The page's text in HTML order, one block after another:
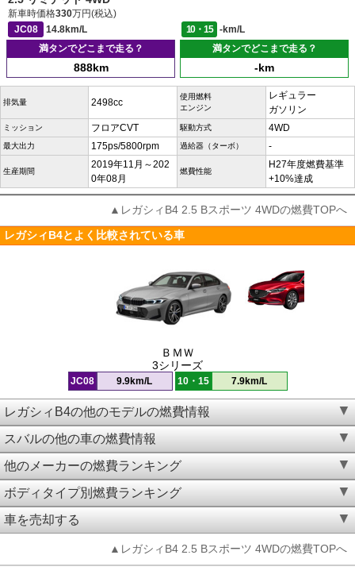
新車時価格330万円(税込)
JC08
14.8km/L 10・15
-km/L
満タンでどこまで走る？
888km
満タンでどこまで走る？
-km
排気量 2498cc
使用燃料
エンジン
レギュラー
ガソリン
ミッション フロアCVT 駆動方式 4WD
最大出力 175ps/5800rpm 過給器（ターボ） -
生産期間
2019年11月～202
0年08月
燃費性能
H27年度燃費基準
+10%達成
▲レガシィB4 2.5 Bスポーツ 4WDの燃費TOPへ
レガシィB4とよく比較されている車
ＢＭＷ
3シリーズ
JC08 9.9km/L 10・15 7.9km/L
レガシィB4の他のモデルの燃費情報
スバルの他の車の燃費情報
他のメーカーの燃費ランキング
ボディタイプ別燃費ランキング
車を売却する
▲レガシィB4 2.5 Bスポーツ 4WDの燃費TOPへ